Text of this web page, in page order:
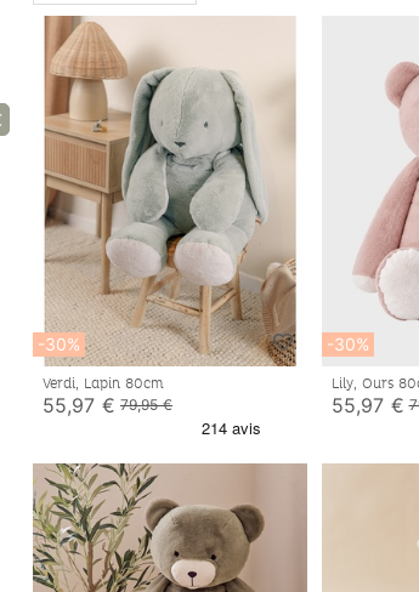
-30%
Verdi, Lapin 80cm
55,97 € 79,95 €
-30%
Lily, Ours
55,97 €